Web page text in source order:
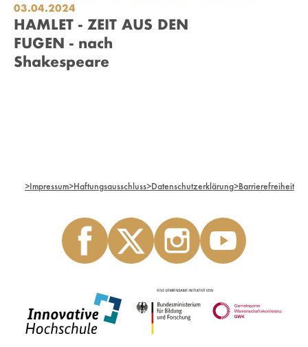
03.04.2024
HAMLET - ZEIT AUS DEN
FUGEN - nach
Shakespeare
>Impressum>Haftungsausschluss>Datenschutzerklärung>Barrierefreiheit